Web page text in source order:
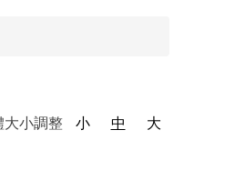
大小調整 小 中 大